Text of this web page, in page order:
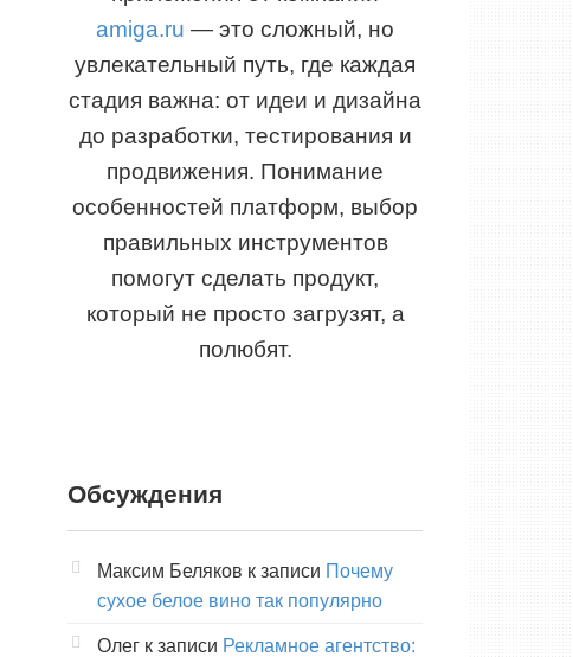
amiga.ru — это сложный, но
увлекательный путь, где каждая
стадия важна: от идеи и дизайна
до разработки, тестирования и
продвижения. Понимание
особенностей платформ, выбор
правильных инструментов
помогут сделать продукт,
который не просто загрузят, а
полюбят.
Обсуждения
Максим Беляков к записи Почему
сухое белое вино так популярно
Олег к записи Рекламное агентство: